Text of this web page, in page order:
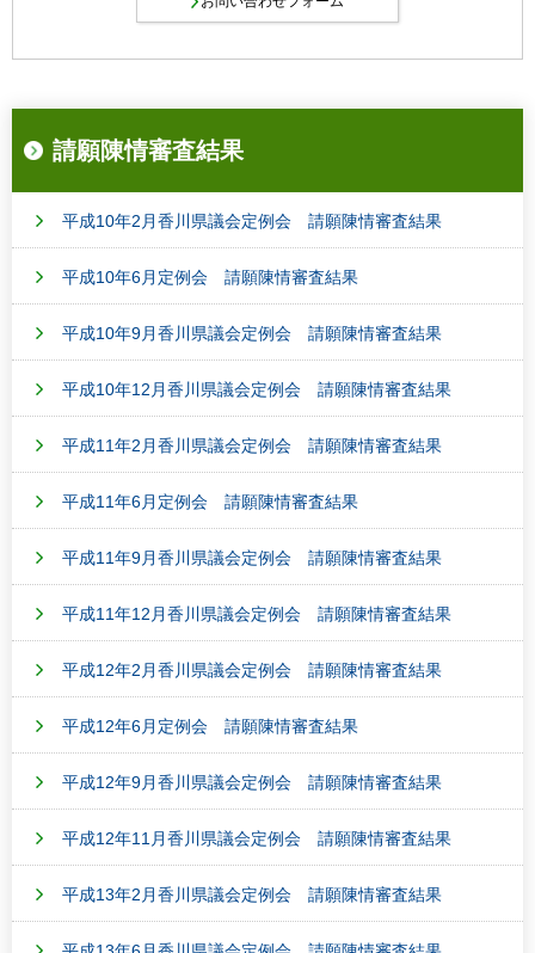
請願陳情審査結果
平成10年2月香川県議会定例会 請願陳情審査結果
平成10年6月定例会 請願陳情審査結果
平成10年9月香川県議会定例会 請願陳情審査結果
平成10年12月香川県議会定例会 請願陳情審査結果
平成11年2月香川県議会定例会 請願陳情審査結果
平成11年6月定例会 請願陳情審査結果
平成11年9月香川県議会定例会 請願陳情審査結果
平成11年12月香川県議会定例会 請願陳情審査結果
平成12年2月香川県議会定例会 請願陳情審査結果
平成12年6月定例会 請願陳情審査結果
平成12年9月香川県議会定例会 請願陳情審査結果
平成12年11月香川県議会定例会 請願陳情審査結果
平成13年2月香川県議会定例会 請願陳情審査結果